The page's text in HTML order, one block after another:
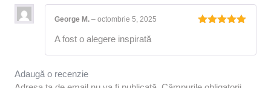
George M. – octombrie 5, 2025
A fost o alegere inspirată
Adaugă o recenzie